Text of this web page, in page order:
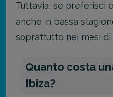
Tuttavia, se preferisci
anche in bassa
soprattutto nei mesi
Quanto costa
Ibiza?